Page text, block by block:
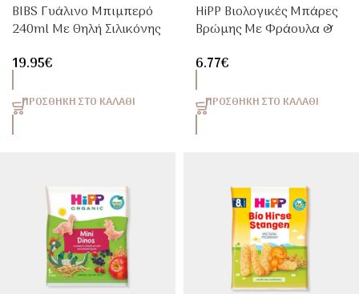
BIBS Γυάλινο Μπιμπερό
240ml Με Θηλή Σιλικόνης
19.95€
ΠΡΟΣΘΉΚΗ ΣΤΟ ΚΑΛΆΘΙ
HiPP Βιολογικές Μπάρες
Βρώμης Με Φράουλα &
100g 5 Τεμαχίων
6.77€
ΠΡΟΣΘΉΚΗ ΣΤΟ ΚΑΛΆΘΙ